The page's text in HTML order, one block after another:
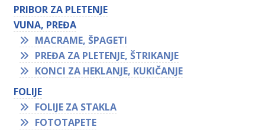
PRIBOR ZA PLETENJE
VUNA, PREĐA
MACRAME, ŠPAGETI
PREĐA ZA PLETENJE, ŠTRIKANJE
KONCI ZA HEKLANJE, KUKIČANJE
FOLIJE
FOLIJE ZA STAKLA
FOTOTAPETE